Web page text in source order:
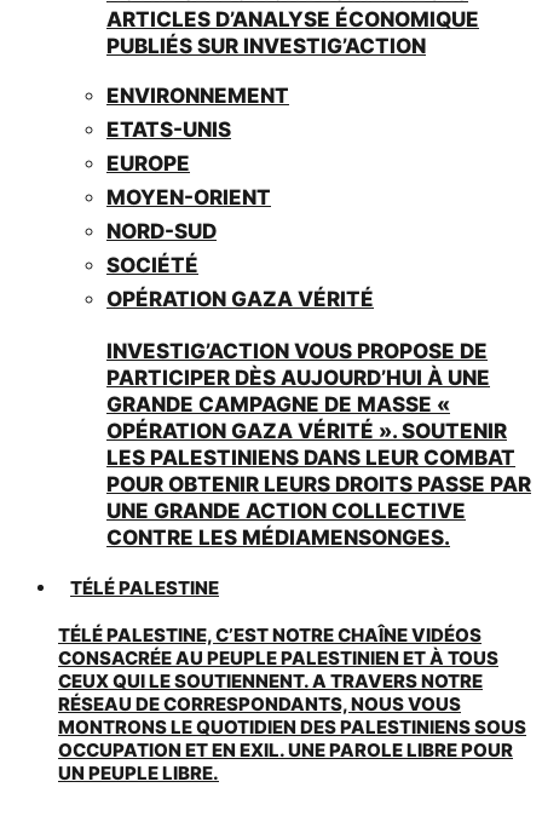
ARTICLES D’ANALYSE ÉCONOMIQUE
PUBLIÉS SUR INVESTIG’ACTION
ENVIRONNEMENT
ETATS-UNIS
EUROPE
MOYEN-ORIENT
NORD-SUD
SOCIÉTÉ
OPÉRATION GAZA VÉRITÉ
INVESTIG’ACTION VOUS PROPOSE DE
PARTICIPER DÈS AUJOURD’HUI À UNE
GRANDE CAMPAGNE DE MASSE «
OPÉRATION GAZA VÉRITÉ ». SOUTENIR
LES PALESTINIENS DANS LEUR COMBAT
POUR OBTENIR LEURS DROITS PASSE PAR
UNE GRANDE ACTION COLLECTIVE
CONTRE LES MÉDIAMENSONGES.
TÉLÉ PALESTINE
TÉLÉ PALESTINE, C’EST NOTRE CHAÎNE VIDÉOS
CONSACRÉE AU PEUPLE PALESTINIEN ET À TOUS
CEUX QUI LE SOUTIENNENT. A TRAVERS NOTRE
RÉSEAU DE CORRESPONDANTS, NOUS VOUS
MONTRONS LE QUOTIDIEN DES PALESTINIENS SOUS
OCCUPATION ET EN EXIL. UNE PAROLE LIBRE POUR
UN PEUPLE LIBRE.